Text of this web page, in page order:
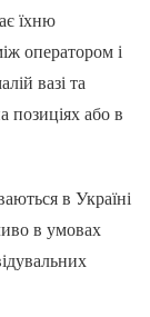
їхню
оператором і
вазі та
позиціях або в
в Україні
в умовах